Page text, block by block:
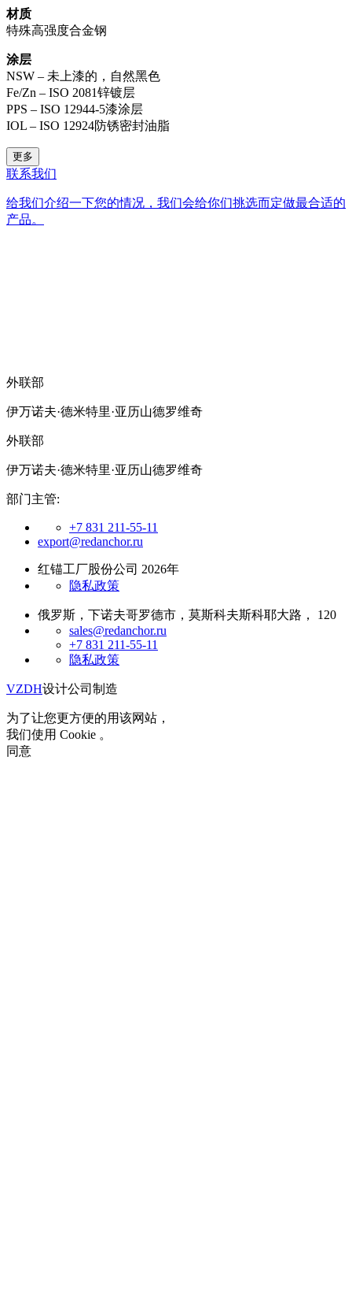
材质
特殊高强度合金钢
涂层
NSW – 未上漆的，自然黑色
Fe/Zn – ISO 2081锌镀层
PPS – ISO 12944-5漆涂层
IOL – ISO 12924防锈密封油脂
更多
联系我们
给我们介绍一下您的情况，我们会给你们挑选而定做最合适的
产品。
外联部
伊万诺夫·德米特里·亚历山德罗维奇
外联部
伊万诺夫·德米特里·亚历山德罗维奇
部门主管:
+7 831 211-55-11
export@redanchor.ru
红锚工厂股份公司 2026年
隐私政策
俄罗斯，下诺夫哥罗德市，莫斯科夫斯科耶大路， 120
sales@redanchor.ru
+7 831 211-55-11
隐私政策
VZDH设计公司制造
为了让您更方便的用该网站，
我们使用 Cookie 。
同意